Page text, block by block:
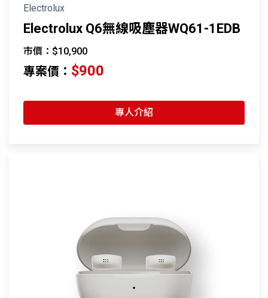
Electrolux
Electrolux Q6無線吸塵器WQ61-1EDB
市價：$10,900
專案價： $900
專人介紹